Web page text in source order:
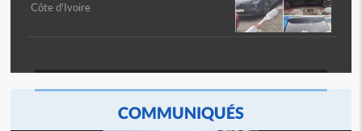
Côte d'Ivoire
COMMUNIQUÉS